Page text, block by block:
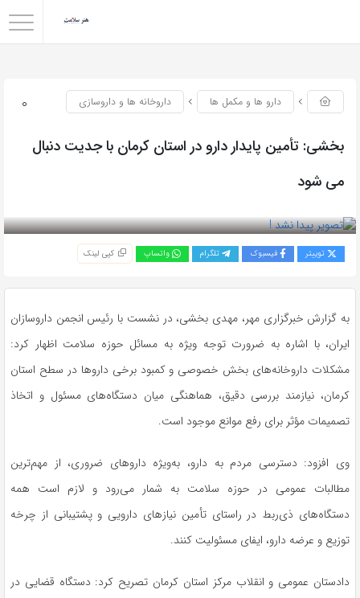
0 دارو ها و مکمل ها داروخانه ها و داروسازی
بخشی: تأمین پایدار دارو در استان کرمان با جدیت دنبال
می شود
توییتر فیسبوک تلگرام واتساپ کپی لینک
به گزارش خبرگزاری مهر، مهدی بخشی، در نشست با رئیس انجمن داروسازان
ایران، با اشاره به ضرورت توجه ویژه به مسائل حوزه سلامت اظهار کرد:
مشکلات داروخانه‌های بخش خصوصی و کمبود برخی داروها در سطح استان
کرمان، نیازمند بررسی دقیق، هماهنگی میان دستگاه‌های مسئول و اتخاذ
تصمیمات مؤثر برای رفع موانع موجود است.
وی افزود: دسترسی مردم به دارو، به‌ویژه داروهای ضروری، از مهم‌ترین
مطالبات عمومی در حوزه سلامت به شمار می‌رود و لازم است همه
دستگاه‌های ذی‌ربط در راستای تأمین نیازهای دارویی و پشتیبانی از چرخه
توزیع و عرضه دارو، ایفای مسئولیت کنند.
دادستان عمومی و انقلاب مرکز استان کرمان تصریح کرد: دستگاه قضایی در